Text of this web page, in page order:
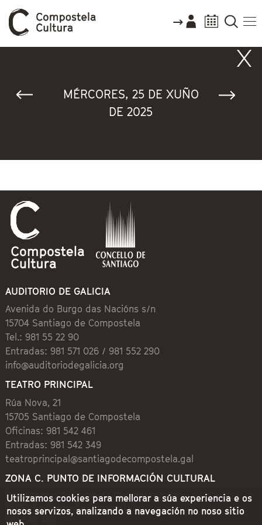
MÉRCORES, 25 DE XUÑO
DE 2025
AUDITORIO DE GALICIA
Avenida do Burgo das Nacións s/n
15704 Santiago de Compostela
Tel.: 981 55 22 90
Entradas: 981 571 026 / 981 552 290
info@auditoriodegalicia.org
TEATRO PRINCIPAL
Rúa Nova, 21
15705 Santiago de Compostela
Oficinas: 981 542 461
Entradas: 981 542 349
teatroprincipal@santiagodecompostela.gal
ZONA C. PUNTO DE INFORMACIÓN CULTURAL
Preguntoiro, 1 (Praza de Cervantes)
15704 Santiago de Compostela
981 542 462
Utilizamos cookies para mellorar a súa experiencia e os
nosos servizos, analizando a navegación no noso sitio